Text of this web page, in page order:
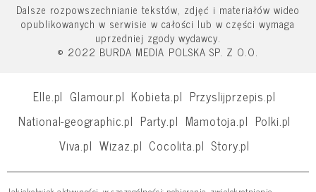
Dalsze rozpowszechnianie tekstów, zdjęć i materiałów wideo
opublikowanych w serwisie w całości lub w części wymaga
uprzedniej zgody wydawcy.
© 2022 BURDA MEDIA POLSKA SP. Z O.O.
Elle.pl Glamour.pl Kobieta.pl Przyslijprzepis.pl
National-geographic.pl Party.pl Mamotoja.pl Polki.pl
Viva.pl Wizaz.pl Cocolita.pl Story.pl